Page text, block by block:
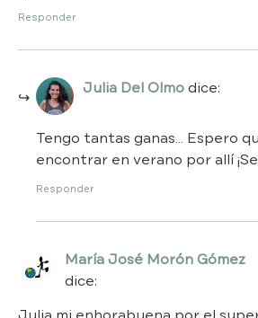
Responder
Julia Del Olmodice:
Tengo tantas ganas… Espero
encontrar en verano por allí
Responder
María José Morón Gómez
dice: